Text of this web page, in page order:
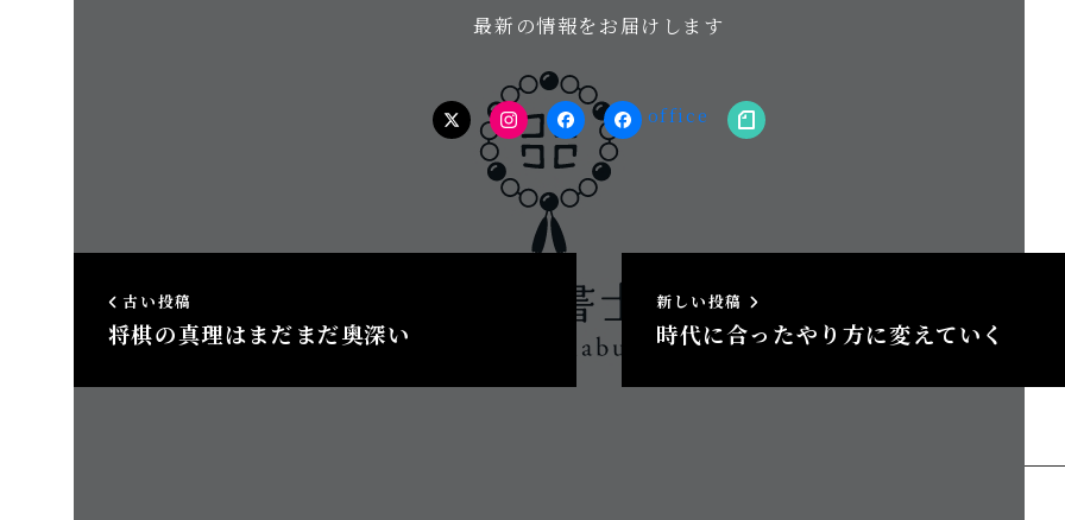
最新の情報をお届けします
twitterInstagramfacebook（個
人）
facebook（事note
古い投稿
将棋の真理はまだまだ奥深い
新しい投稿
時代に合ったやり方に変えていく